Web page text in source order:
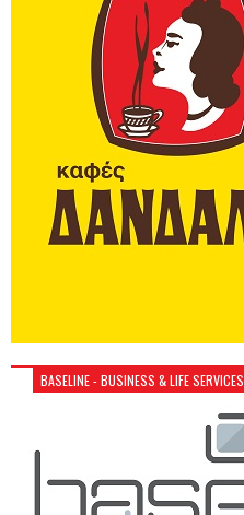
BASELINE - BUSINESS & LIFE SERVICES